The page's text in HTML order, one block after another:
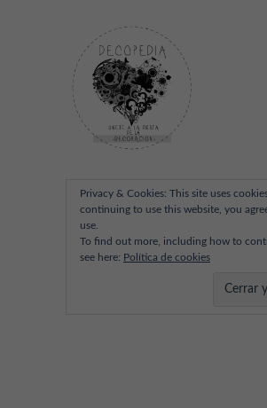
Privacy & Cookies: This site uses
continuing to use this website, you
use.
To find out more, including how to
see here: Política de cookies